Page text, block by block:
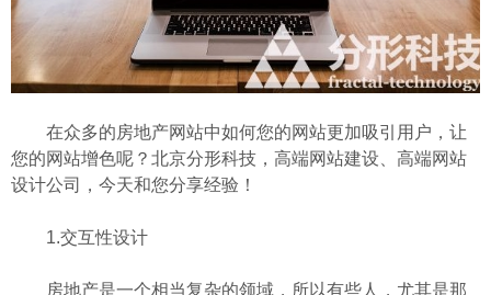
在众多的房地产网站中如何您的网站更加吸引用户，让
您的网站增色呢？北京分形科技，高端网站建设、高端网站
设计公司，今天和您分享经验！
1.交互性设计
房地产是一个相当复杂的领域，所以有些人，尤其是那